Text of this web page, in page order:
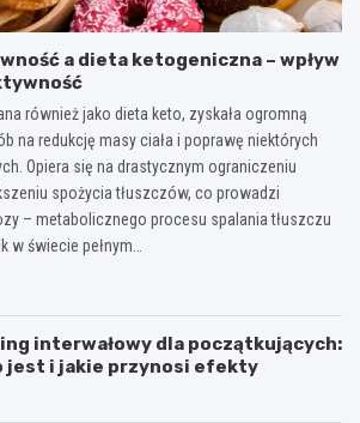
a dieta ketogeniczna – wpływ
również jako dieta keto, zyskała ogromną
na redukcję masy ciała i poprawę niektórych
Opiera się na drastycznym ograniczeniu
spożycia tłuszczów, co prowadzi
– metabolicznego procesu spalania tłuszczu
w świecie pełnym…
interwałowy dla początkujących:
jest i jakie przynosi efekty